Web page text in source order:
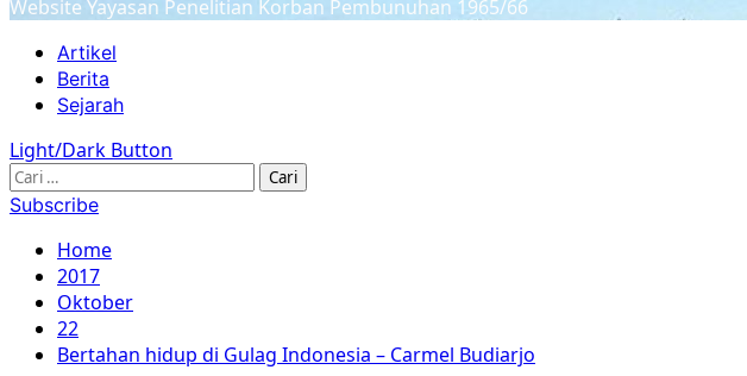
Website Yayasan Penelitian Korban Pembunuhan 1965/66
Primary
Menu
Artikel
Berita
Sejarah
Light/Dark Button
Cari
untuk:
Subscribe
Home
2017
Oktober
22
Bertahan hidup di Gulag Indonesia – Carmel Budiarjo